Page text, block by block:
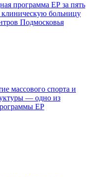
программа ЕР за пять
клиническую больницу
Подмосковья
массового спорта и
— одно из
ЕР